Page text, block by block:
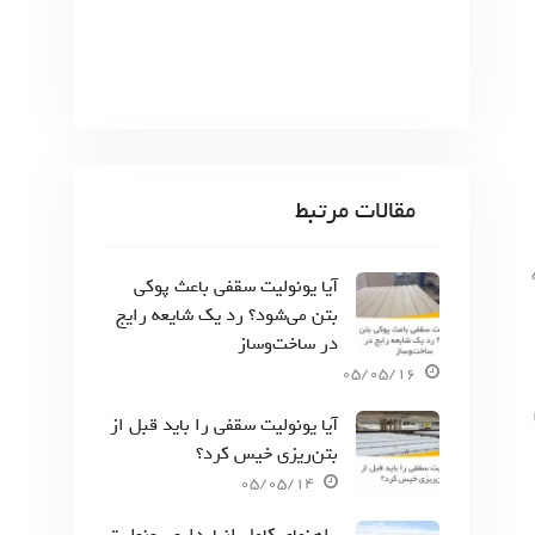
مقالات مرتبط
آیا یونولیت سقفی باعث پوکی
بتن می‌شود؟ رد یک شایعه رایج
در ساخت‌وساز
05/05/16
آیا یونولیت سقفی را باید قبل از
بتن‌ریزی خیس کرد؟
05/05/14